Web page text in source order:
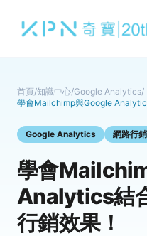
首頁/知識中心/Google Analytics/
學會Mailchimp與Google
Google Analytics 網路行銷
學會
Analytics結
行銷效果！